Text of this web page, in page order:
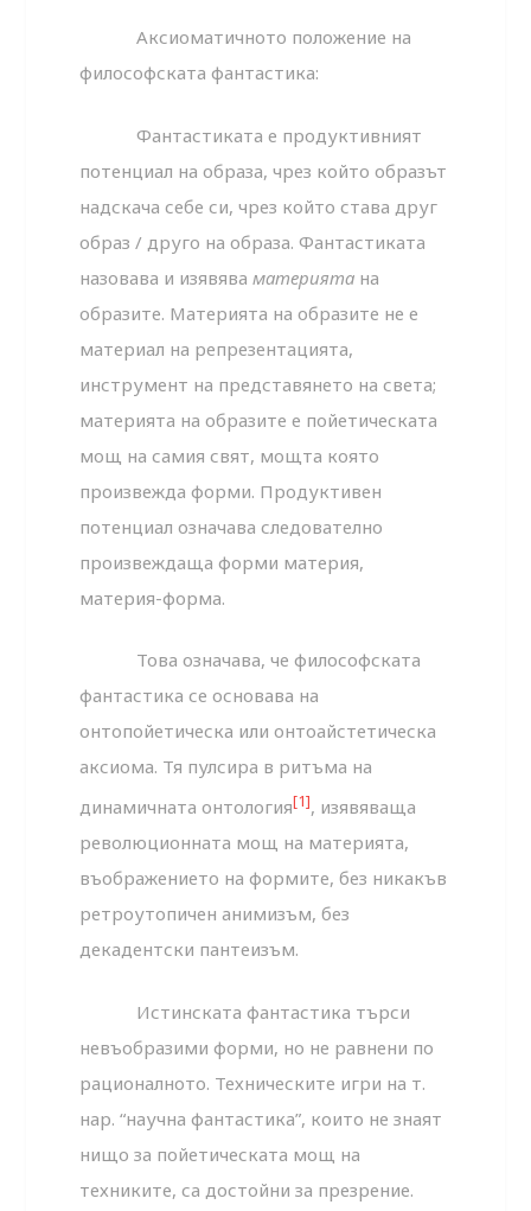
Аксиоматичното положение на
философската фантастика:
Фантастиката е продуктивният
потенциал на образа, чрез който образът
надскача себе си, чрез който става друг
образ / друго на образа. Фантастиката
назовава и изявяваматерията на
образите. Материята на образите не е
материал на репрезентацията,
инструмент на представянето на света;
материята на образите е пойетическата
мощ на самия свят, мощта която
произвежда форми. Продуктивен
потенциал означава следователно
произвеждаща форми материя,
материя-форма.
Това означава, че философската
фантастика се основава на
онтопойетическа или онтоайстетическа
аксиома. Тя пулсира в ритъма на
динамичната онтология[1], изявяваща
революционната мощ на материята,
въображението на формите, без никакъв
ретроутопичен анимизъм, без
декадентски пантеизъм.
Истинската фантастика търси
невъобразими форми, но не равнени по
рационалното. Техническите игри на т.
нар. “научна фантастика”, които не знаят
нищо за пойетическата мощ на
техниките, са достойни за презрение.